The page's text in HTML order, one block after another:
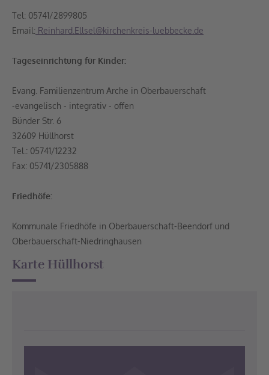
Tel: 05741/2899805
Email: Reinhard.Ellsel@kirchenkreis-luebbecke.de
Tageseinrichtung für Kinder:
Evang. Familienzentrum Arche in Oberbauerschaft
-evangelisch - integrativ - offen
Bünder Str. 6
32609 Hüllhorst
Tel.: 05741/12232
Fax: 05741/2305888
Friedhöfe:
Kommunale Friedhöfe in Oberbauerschaft-Beendorf und
Oberbauerschaft-Niedringhausen
Karte Hüllhorst